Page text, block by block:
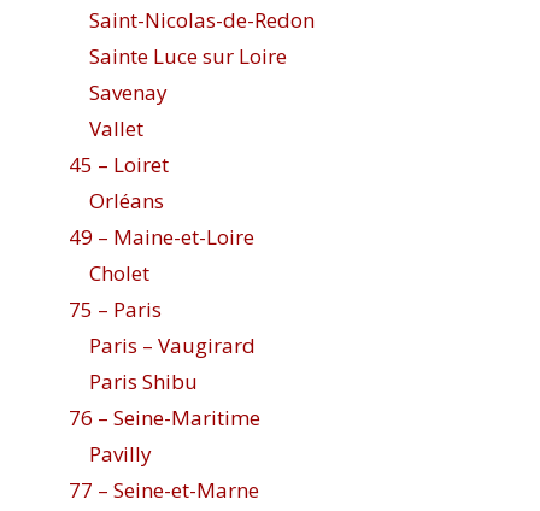
Saint-Nicolas-de-Redon
Sainte Luce sur Loire
Savenay
Vallet
45 – Loiret
Orléans
49 – Maine-et-Loire
Cholet
75 – Paris
Paris – Vaugirard
Paris Shibu
76 – Seine-Maritime
Pavilly
77 – Seine-et-Marne